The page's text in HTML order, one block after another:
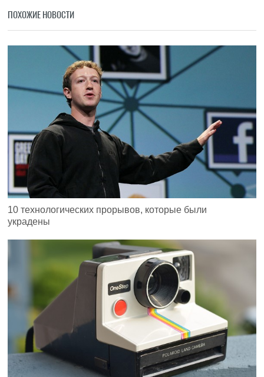
ПОХОЖИЕ НОВОСТИ
10 технологических прорывов, которые были
украдены